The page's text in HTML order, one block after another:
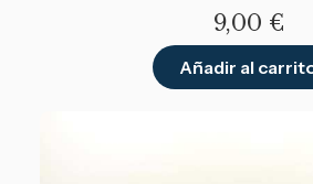
9,00 €
Añadir al